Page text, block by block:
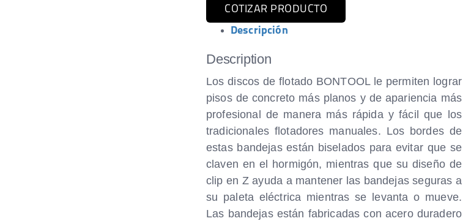
COTIZAR PRODUCTO
Descripción
Description
Los discos de flotado BONTOOL le permiten lograr
pisos de concreto más planos y de apariencia más
profesional de manera más rápida y fácil que los
tradicionales flotadores manuales. Los bordes de
estas bandejas están biselados para evitar que se
claven en el hormigón, mientras que su diseño de
clip en Z ayuda a mantener las bandejas seguras a
su paleta eléctrica mientras se levanta o mueve.
Las bandejas están fabricadas con acero duradero